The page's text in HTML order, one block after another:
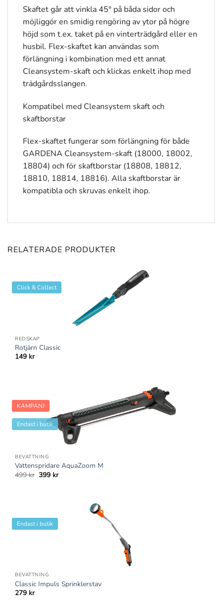
Skaftet går att vinkla 45° på båda sidor och
möjliggör en smidig rengöring av ytor på högre
höjd som t.ex. taket på en vinterträdgård eller en
husbil. Flex-skaftet kan användas som
förlängning i kombination med ett annat
Cleansystem-skaft och klickas enkelt ihop med
trädgårdsslangen.
Kompatibel med Cleansystem skaft och
skaftborstar
Flex-skaftet fungerar som förlängning för både
GARDENA Cleansystem-skaft (18000, 18002,
18804) och för skaftborstar (18808, 18812,
18810, 18814, 18816). Alla skaftborstar är
kompatibla och skruvas enkelt ihop.
RELATERADE PRODUKTER
Click & Collect
REDSKAP
Rotjärn Classic
149 kr
KAMPANJ
Endast i butik
BEVATTNING
Vattenspridare AquaZoom M
499kr Det
399 krDet
Endast i butik
BEVATTNING
Classic Impuls Sprinklerstav
279 kr